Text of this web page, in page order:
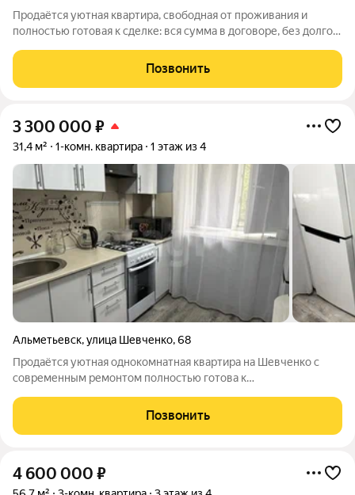
Продаётся уютная квартира, свободная от проживания и
полностью готовая к сделке: вся сумма в договоре, без долгов
уместен при просмотре. Дом расположен вдоль улицы
Гафиатуллина. С торца
Позвонить
3 300 000 ₽
31,4 м² 1-комн. квартира 1 этаж из 4
Альметьевск,улица Шевченко,68
Продаётся уютная однокомнатная квартира на Шевченко с
современным ремонтом полностью готова к
установлены надёжная входная дверь «Гардиан», пластиковые
окна, новые межкомнатные двери, натяжные
Позвонить
4 600 000 ₽